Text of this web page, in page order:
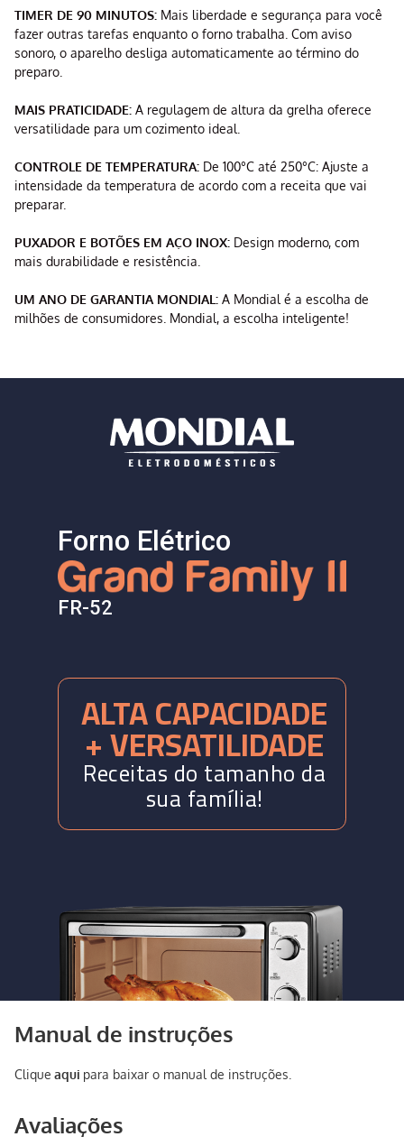
TIMER DE 90 MINUTOS: Mais liberdade e segurança para você
fazer outras tarefas enquanto o forno trabalha. Com aviso
sonoro, o aparelho desliga automaticamente ao término do
preparo.
MAIS PRATICIDADE: A regulagem de altura da grelha oferece
versatilidade para um cozimento ideal.
CONTROLE DE TEMPERATURA: De 100°C até 250°C: Ajuste a
intensidade da temperatura de acordo com a receita que vai
preparar.
PUXADOR E BOTÕES EM AÇO INOX: Design moderno, com
mais durabilidade e resistência.
UM ANO DE GARANTIA MONDIAL: A Mondial é a escolha de
milhões de consumidores. Mondial, a escolha inteligente!
Manual de instruções
Clique aqui para baixar o manual de instruções.
Avaliações